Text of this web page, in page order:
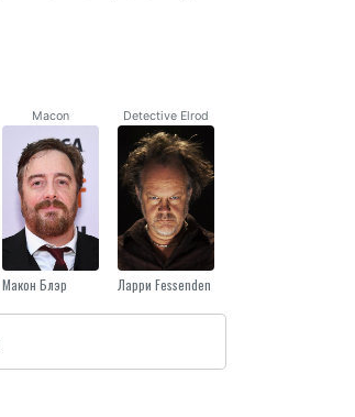
Macon
Макон Блэр
Detective Elrod
Ларри Fessenden